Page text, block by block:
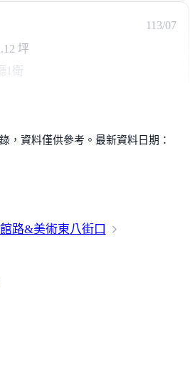
113/07
坪
1衛
，資料僅供參考。最新資料日期：
路&美術東八街口